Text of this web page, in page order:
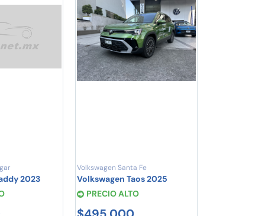
2023
Volkswagen Santa Fe
Volkswagen Taos 2025
PRECIO ALTO